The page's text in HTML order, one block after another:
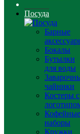
Посуда
Барные
Бокалы
Бутылки
для воды
чайники
Костеры с
Кофейные
наборы
Кружки